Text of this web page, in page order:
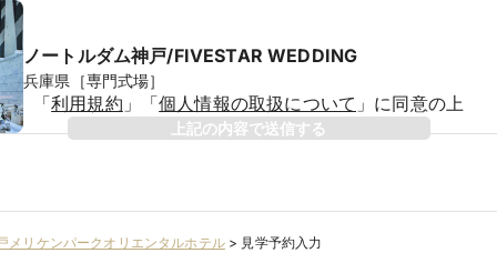
ノートルダム神戸/FIVESTAR WEDDING
兵庫県［専門式場］
年
「利用規約 」 「個人情報の取扱について 」 に同意の上
上記の内容で送信する
メリケンパークオリエンタルホテル> 見学予約入力